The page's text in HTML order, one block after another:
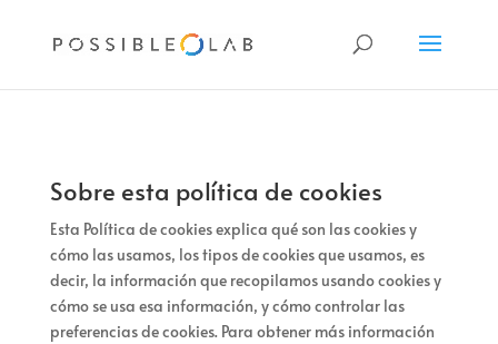
Sobre esta política de cookies
Esta Política de cookies explica qué son las cookies y
cómo las usamos, los tipos de cookies que usamos, es
decir, la información que recopilamos usando cookies y
cómo se usa esa información, y cómo controlar las
preferencias de cookies. Para obtener más información